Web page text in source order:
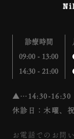
診療時間
09:00 - 13:00
14:30 - 21:00
▲…14:30-
休診日：木曜、
お電話でのお問